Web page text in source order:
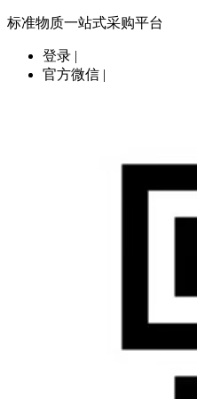
标准物质一站式采购平台
登录 |
官方微信 |